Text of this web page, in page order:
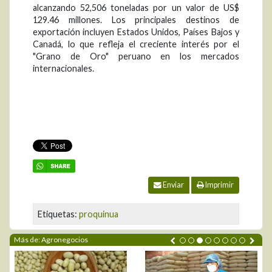
alcanzando 52,506 toneladas por un valor de US$
129.46 millones. Los principales destinos de
exportación incluyen Estados Unidos, Países Bajos y
Canadá, lo que refleja el creciente interés por el
"Grano de Oro" peruano en los mercados
internacionales.
Enviar Imprimir
Etiquetas: proquinua
Más de: Agronegocios